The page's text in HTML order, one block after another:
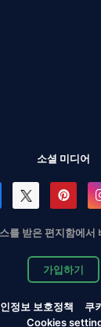
소셜 미디어
를 받은 편지함에서
가입하기
정보 보호정책 쿠
Cookies